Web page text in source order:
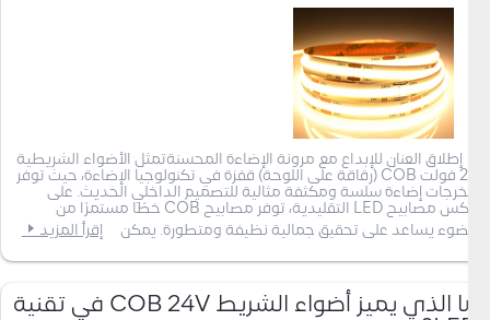
إطلاق العنان للإبداع مع مرونة الإضاءة المحسنةتمثل الأضواء الشريطية
24 فولت COB (رقاقة على اللوحة) قفزة في تكنولوجيا الإضاءة، حيث توفر
مخرجات إضاءة سلسة ومكثفة مثالية للتصميم الداخلي الحديث. على
عكس مصابيح LED التقليدية، توفر مصابيح COB خطًا مستمرًا من
الضوء يساعد على تحقيق جمالية نظيفة ومتطورة. يمكن
إقرأ المزيد
ما الذي يميز أضواء الشريط COB 24V في تقنية